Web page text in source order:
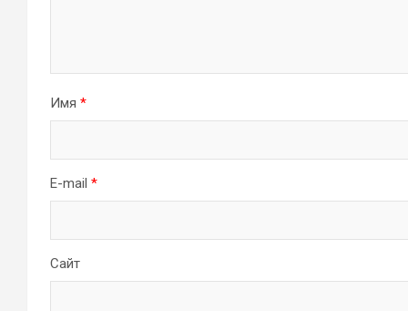
Имя *
E-mail *
Сайт